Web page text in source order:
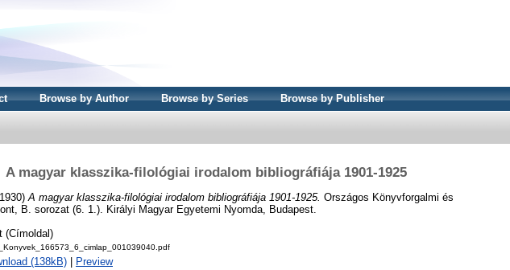
Browse by Author Browse by Series Browse by Publisher
A magyar klasszika-filológiai irodalom bibliográfiája 1901-1925
A magyar klasszika-filológiai irodalom bibliográfiája 1901-1925. Országos Könyvforgalmi és
B. sorozat (6. 1.). Királyi Magyar Egyetemi Nyomda, Budapest.
(Címoldal)
(138kB) Preview